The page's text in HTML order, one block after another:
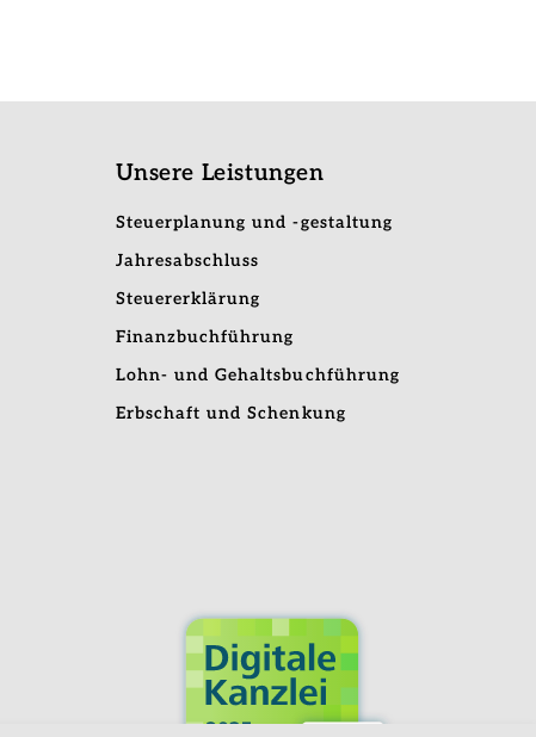
Unsere Leistungen
Steuerplanung und -gestaltung
Jahresabschluss
Steuererklärung
Finanzbuchführung
Lohn- und Gehaltsbuchführung
Erbschaft und Schenkung